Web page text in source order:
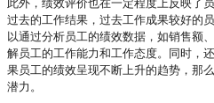
此外，绩效评价也在一定程度上反映了
过去的工作结果，过去工作成果较好的
以通过分析员工的绩效数据，如销售额
解员工的工作能力和工作态度。同时，
果员工的绩效呈现不断上升的趋势，那
潜力。